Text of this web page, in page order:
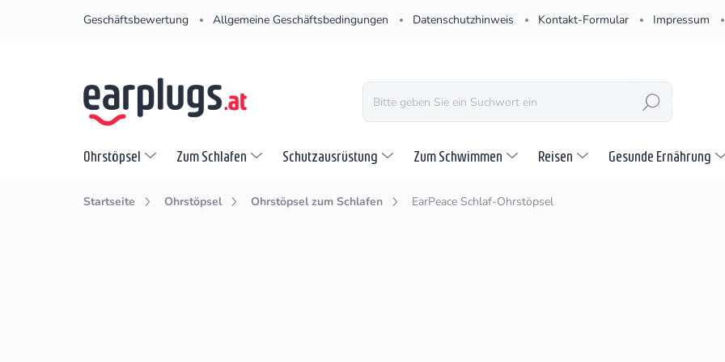
Geschäftsbewertung Allgemeine Geschäftsbedingungen Datenschutzhinweis Kontakt-Formular Impressum
SUCHEN
Ohrstöpsel Zum Schlafen Schutzausrüstung Zum Schwimmen Reisen Gesunde Ernährung
Startseite Ohrstöpsel Ohrstöpsel zum Schlafen EarPeace Schlaf-Ohrstöpsel